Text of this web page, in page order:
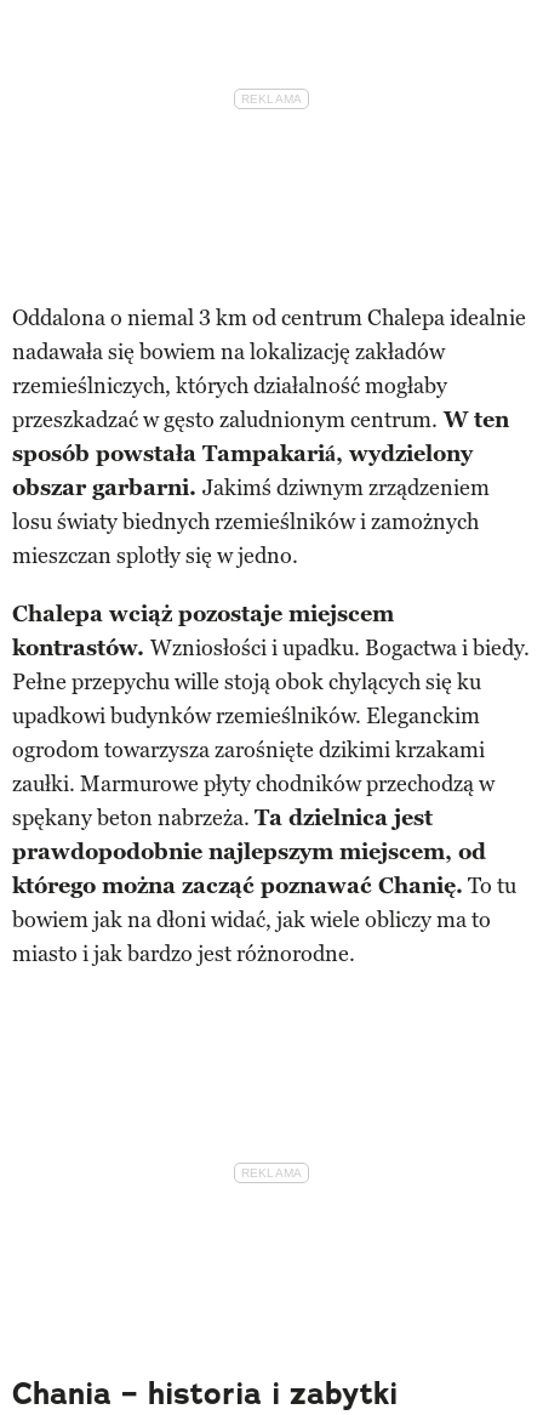
Oddalona o niemal 3 km od centrum Chalepa idealnie
nadawała się bowiem na lokalizację zakładów
rzemieślniczych, których działalność mogłaby
przeszkadzać w gęsto zaludnionym centrum. W ten
sposób powstała Tampakariá, wydzielony
obszar garbarni. Jakimś dziwnym zrządzeniem
losu światy biednych rzemieślników i zamożnych
mieszczan splotły się w jedno.
Chalepa wciąż pozostaje miejscem
kontrastów. Wzniosłości i upadku. Bogactwa i biedy.
Pełne przepychu wille stoją obok chylących się ku
upadkowi budynków rzemieślników. Eleganckim
ogrodom towarzysza zarośnięte dzikimi krzakami
zaułki. Marmurowe płyty chodników przechodzą w
spękany beton nabrzeża. Ta dzielnica jest
prawdopodobnie najlepszym miejscem, od
którego można zacząć poznawać Chanię. To tu
bowiem jak na dłoni widać, jak wiele obliczy ma to
miasto i jak bardzo jest różnorodne.
Chania – historia i zabytki